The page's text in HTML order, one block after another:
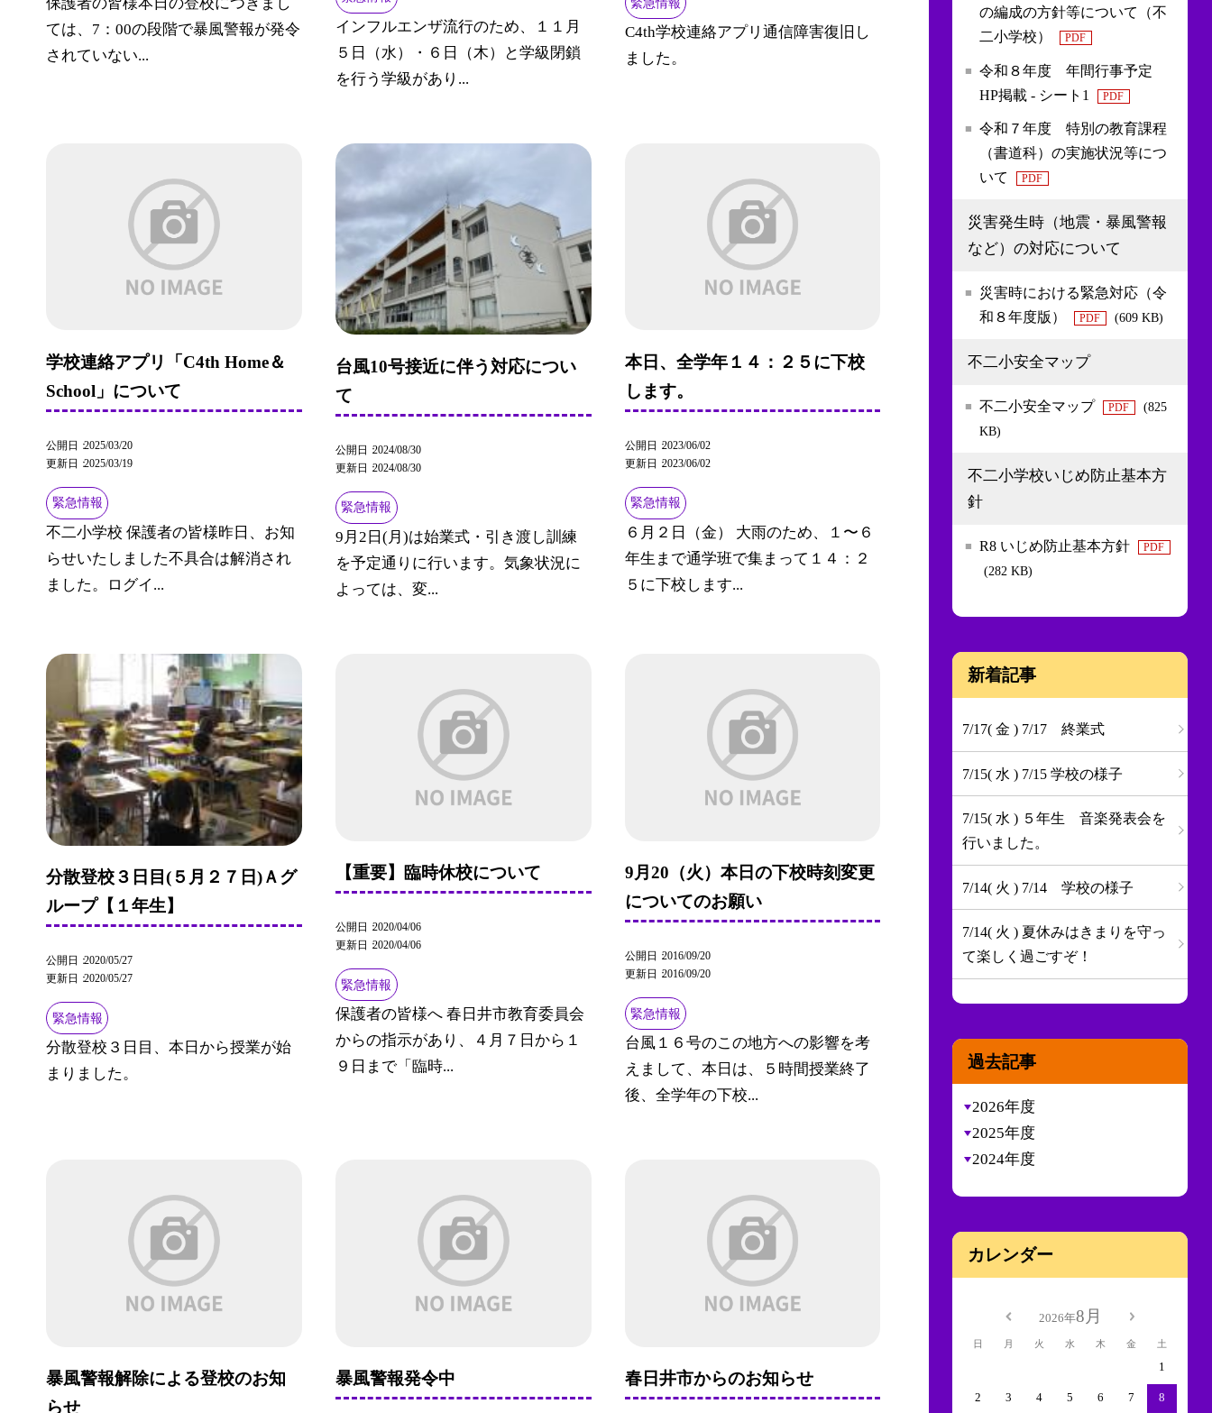
ては、7：00の段階で暴風警報が発令
されていない...
インフルエンザ流行のため、１１月
５日（水）・６日（木）と学級閉鎖
を行う学級があり...
緊急情報
C4th学校連絡アプリ通信障害復旧し
ました。
学校連絡アプリ「C4th Home＆
School」について
公開日
2025/03/20
更新日
2025/03/19
緊急情報
不二小学校 保護者の皆様昨日、お知
らせいたしました不具合は解消され
ました。ログイ...
台風10号接近に伴う対応につい
て
公開日
2024/08/30
更新日
2024/08/30
緊急情報
9月2日(月)は始業式・引き渡し訓練
を予定通りに行います。気象状況に
よっては、変...
本日、全学年１４：２５に下校
します。
公開日 2023/06/02
更新日 2023/06/02
緊急情報
６月２日（金） 大雨のため、１〜６
年生まで通学班で集まって１４：２
５に下校します...
分散登校３日目(５月２７日)Ａグ
ループ【１年生】
公開日
2020/05/27
更新日
2020/05/27
緊急情報
分散登校３日目、本日から授業が始
まりました。
【重要】臨時休校について
公開日
2020/04/06
更新日
2020/04/06
緊急情報
保護者の皆様へ 春日井市教育委員会
からの指示があり、４月７日から１
９日まで「臨時...
9月20（火）本日の下校時刻変更
についてのお願い
公開日 2016/09/20
更新日 2016/09/20
緊急情報
台風１６号のこの地方への影響を考
えまして、本日は、５時間授業終了
後、全学年の下校...
暴風警報解除による登校のお知
らせ
暴風警報発令中 春日井市からのお知らせ
の編成の方針等について（不
二小学校）
PDF
令和８年度 年間行事予定
HP掲載 - シート1
PDF
令和７年度 特別の教育課程
（書道科）の実施状況等につ
いて
PDF
災害発生時（地震・暴風警報
など）の対応について
災害時における緊急対応（令
和８年度版）
PDF (609 KB)
不二小安全マップ
不二小安全マップ PDF
(825
KB)
不二小学校いじめ防止基本方
針
R8 いじめ防止基本方針 PDF
(282 KB)
新着記事
7/17( 金 ) 7/17 終業式
7/15( 水 ) 7/15 学校の様子
7/15( 水 ) ５年生 音楽発表会を
行いました。
7/14( 火 ) 7/14 学校の様子
7/14( 火 ) 夏休みはきまりを守っ
て楽しく過ごすぞ！
過去記事
2026年度
2025年度
2024年度
カレンダー
2026年8月
日 月 火 水 木 金 土
1
2 3 4 5 6 7 8